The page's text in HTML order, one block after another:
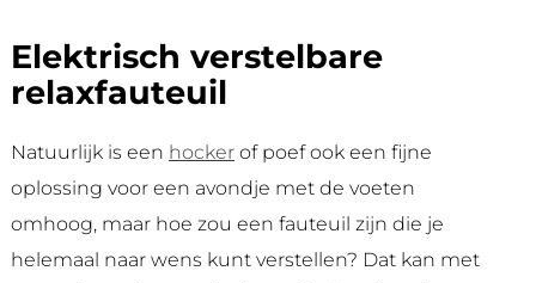
Elektrisch verstelbare
relaxfauteuil
Natuurlijk is een hockerof poef ook een fijne
oplossing voor een avondje met de voeten
omhoog, maar hoe zou een fauteuil zijn die je
helemaal naar wens kunt verstellen? Dat kan met